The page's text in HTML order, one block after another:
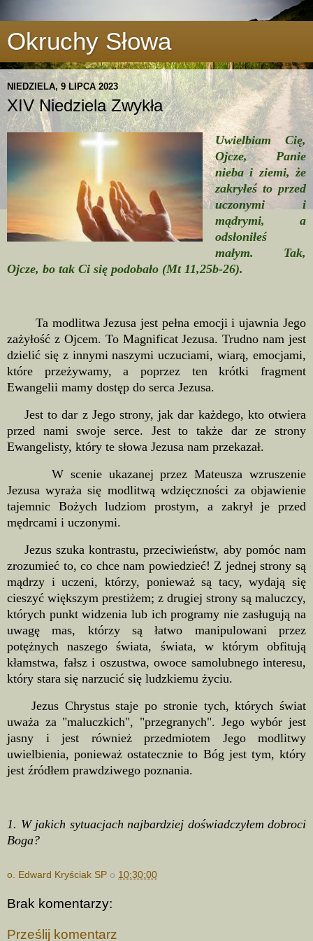
Okruchy Słowa
NIEDZIELA, 9 LIPCA 2023
XIV Niedziela Zwykła
Uwielbiam Cię,
Ojcze, Panie
nieba i ziemi, że
zakryłeś to przed
uczonymi i
mądrymi, a
odsłoniłeś
małym. Tak,
Ojcze, bo tak Ci się podobało (Mt 11,25b-26).
Ta modlitwa Jezusa jest pełna emocji i ujawnia Jego
zażyłość z Ojcem. To Magnificat Jezusa. Trudno nam jest
dzielić się z innymi naszymi uczuciami, wiarą, emocjami,
które przeżywamy, a poprzez ten krótki fragment
Ewangelii mamy dostęp do serca Jezusa.
Jest to dar z Jego strony, jak dar każdego, kto otwiera
przed nami swoje serce. Jest to także dar ze strony
Ewangelisty, który te słowa Jezusa nam przekazał.
W scenie ukazanej przez Mateusza wzruszenie
Jezusa wyraża się modlitwą wdzięczności za objawienie
tajemnic Bożych ludziom prostym, a zakrył je przed
mędrcami i uczonymi.
Jezus szuka kontrastu, przeciwieństw, aby pomóc nam
zrozumieć to, co chce nam powiedzieć! Z jednej strony są
mądrzy i uczeni, którzy, ponieważ są tacy, wydają się
cieszyć większym prestiżem; z drugiej strony są maluczcy,
których punkt widzenia lub ich programy nie zasługują na
uwagę mas, którzy są łatwo manipulowani przez
potężnych naszego świata, świata, w którym obfitują
kłamstwa, fałsz i oszustwa, owoce samolubnego interesu,
który stara się narzucić się ludzkiemu życiu.
Jezus Chrystus staje po stronie tych, których świat
uważa za "maluczkich", "przegranych". Jego wybór jest
jasny i jest również przedmiotem Jego modlitwy
uwielbienia, ponieważ ostatecznie to Bóg jest tym, który
jest źródłem prawdziwego poznania.
1. W jakich sytuacjach najbardziej doświadczyłem dobroci
Boga?
o. Edward Kryściak SP o 10:30:00
Brak komentarzy:
Prześlij komentarz